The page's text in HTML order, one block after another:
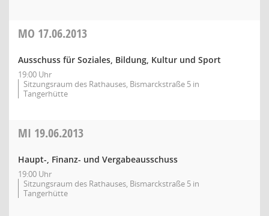
MO 17.06.2013
Ausschuss für Soziales, Bildung, Kultur und Sport
19:00 Uhr
Sitzungsraum des Rathauses, Bismarckstraße 5 in
Tangerhütte
MI 19.06.2013
Haupt-, Finanz- und Vergabeausschuss
19:00 Uhr
Sitzungsraum des Rathauses, Bismarckstraße 5 in
Tangerhütte